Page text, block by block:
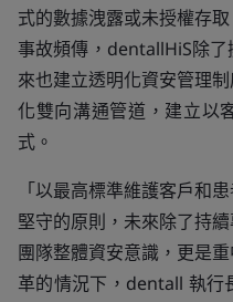
式的數據洩露或未授權存
事故頻傳，dentallHiS除
來也建立透明化資安管理
化雙向溝通管道，建立以
式。
「以最高標準維護客戶和
堅守的原則，未來除了持
團隊整體資安意識，更是
革的情況下，dentall 執行